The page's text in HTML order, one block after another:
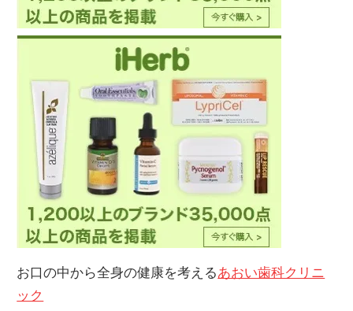
お口の中から全身の健康を考えるあおい歯科クリニ
ック